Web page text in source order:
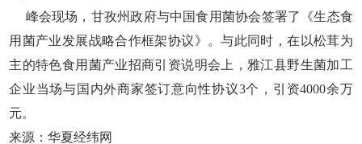
峰会现场，甘孜州政府与中国食用菌协会签署了《生态食
用菌产业发展战略合作框架协议》。与此同时，在以松茸为
主的特色食用菌产业招商引资说明会上，雅江县野生菌加工
企业当场与国内外商家签订意向性协议3个，引资4000余万
元。
来源：华夏经纬网